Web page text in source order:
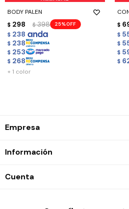
BODY PALEN
$ 298 $ 398 25
$ 238
$ 238
$ 253
$ 268
+ 1 color
$
$
$
$
$
Empresa
Información
Cuenta